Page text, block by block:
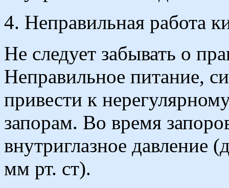
4. Неправильная работа
Не следует забывать о
Неправильное питание,
привести к
запорам. Во время
внутриглазное давление
мм рт. ст).